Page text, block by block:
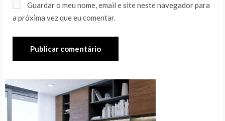
Guardar o meu nome, email e site neste navegador para
a próxima vez que eu comentar.